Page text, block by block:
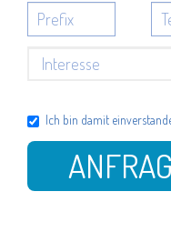
Ich bin damit